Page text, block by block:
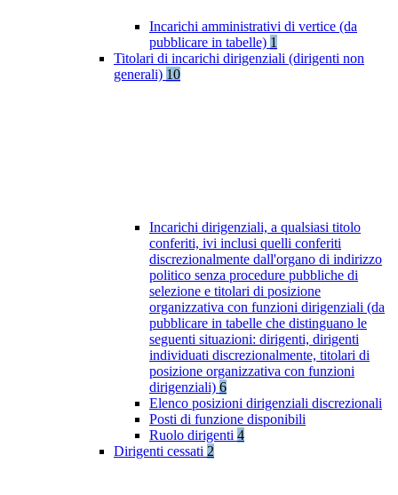
Incarichi amministrativi di vertice (da
pubblicare in tabelle) 1
Titolari di incarichi dirigenziali (dirigenti non
generali) 10
Incarichi dirigenziali, a qualsiasi titolo
conferiti, ivi inclusi quelli conferiti
discrezionalmente dall'organo di indirizzo
politico senza procedure pubbliche di
selezione e titolari di posizione
organizzativa con funzioni dirigenziali (da
pubblicare in tabelle che distinguano le
seguenti situazioni: dirigenti, dirigenti
individuati discrezionalmente, titolari di
posizione organizzativa con funzioni
dirigenziali) 6
Elenco posizioni dirigenziali discrezionali
Posti di funzione disponibili
Ruolo dirigenti 4
Dirigenti cessati 2